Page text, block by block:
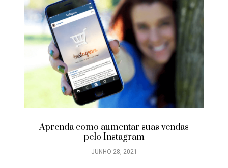
Aprenda como aumentar suas vendas
pelo Instagram
JUNHO 28, 2021